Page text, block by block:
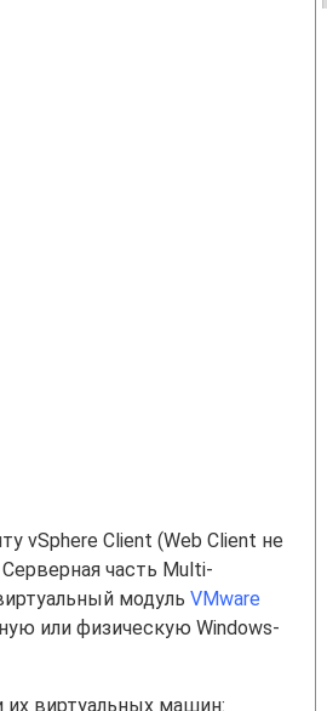
vSphere Client (Web Client не
часть Multi-
модуль VMware
или физическую Windows-
их виртуальных машин: